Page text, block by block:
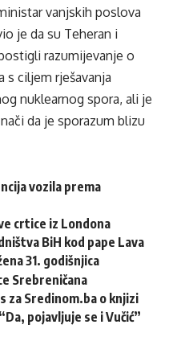
vanjskih poslova
je da su Teheran i
razumijevanje o
s ciljem rješavanja
nuklearnog spora, ali je
da je sporazum blizu
vozila prema
crtice iz Londona
BiH kod pape Lava
31. godišnjica
Srebreničana
za Sredinom.ba o knjizi
pojavljuje se i Vučić”